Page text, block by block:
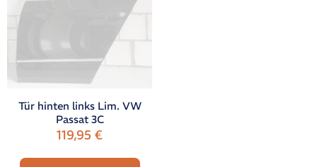
Tür hinten links Lim. VW
Passat 3C
119,95€